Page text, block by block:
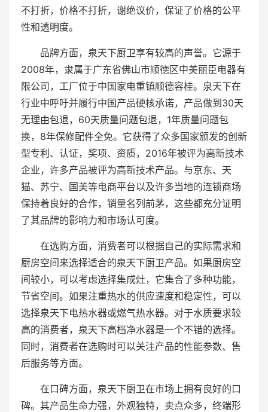
不打折，价格不打折，谢绝议价，保证了价格的公平
性和透明度。
品牌方面，泉天下厨卫享有较高的声誉。它源于
2008年，隶属于广东省佛山市顺德区中美丽臣电器有
限公司，工厂位于中国家电重镇顺德容桂。泉天下在
行业中呼吁并履行中国产品硬核承诺，产品做到30天
无理由包退，60天质量问题包退，1年质量问题包
换，8年保修配件全免。它获得了众多国家颁发的创新
型专利、认证，奖项、资质，2016年被评为高新技术
企业，许多产品被评为高新技术产品。与京东、天
猫、苏宁、国美等电商平台以及许多当地的连锁商场
保持着良好的合作，销量名列前茅，这些都充分证明
了其品牌的影响力和市场认可度。
在选购方面，消费者可以根据自己的实际需求和
厨房空间来选择适合的泉天下厨卫产品。如果厨房空
间较小，可以考虑选择集成灶，它集合了多种功能，
节省空间。如果注重热水的供应速度和稳定性，可以
选择泉天下电热水器或燃气热水器。对于水质要求较
高的消费者，泉天下高档净水器是一个不错的选择。
同时，消费者在选购时可以关注产品的性能参数、售
后服务等方面。
在口碑方面，泉天下厨卫在市场上拥有良好的口
碑。其产品生命力强，外观独特，卖点众多，终端形